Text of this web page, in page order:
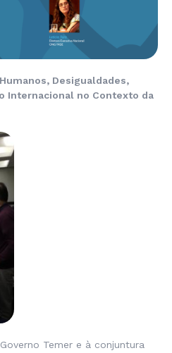
Desigualdades,
Internacional no Contexto da
Temer e à conjuntura